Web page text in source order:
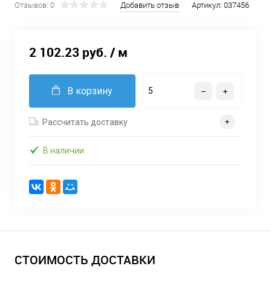
Отзывов: 0 Добавить отзыв Артикул: 037456
2 102.23 руб. / м
В корзину
Рассчитать доставку
В наличии
СТОИМОСТЬ ДОСТАВКИ